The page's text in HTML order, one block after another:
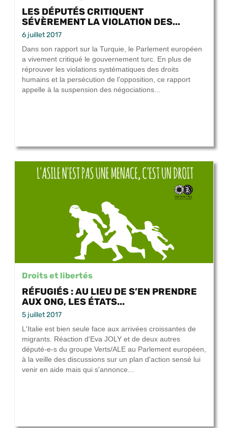
LES DÉPUTÉS CRITIQUENT
SÉVÈREMENT LA VIOLATION DES...
6 juillet 2017
Dans son rapport sur la Turquie, le Parlement européen
a vivement critiqué le gouvernement turc. En plus de
réprouver les violations systématiques des droits
humains et la persécution de l'opposition, ce rapport
appelle à la suspension des négociations...
Droits et libertés
RÉFUGIÉS : AU LIEU DE S’EN PRENDRE
AUX ONG, LES ÉTATS...
5 juillet 2017
L'Italie est bien seule face aux arrivées croissantes de
migrants. Réaction d'Eva JOLY et de deux autres
député-e-s du groupe Verts/ALE au Parlement européen,
à la veille des discussions sur un plan d'action sensé lui
venir en aide mais qui s'annonce...